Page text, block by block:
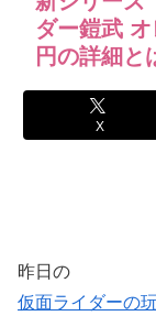
ダー鎧武
円の詳細と
X
昨日の
仮面ライダーの